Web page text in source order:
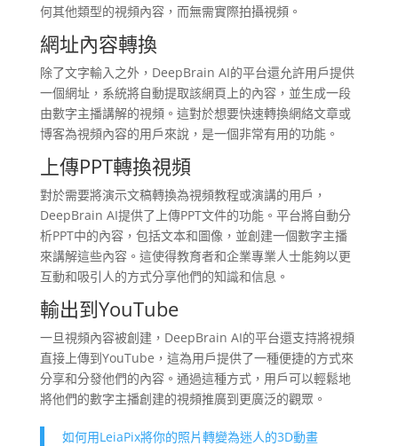
何其他類型的視頻內容，而無需實際拍攝視頻。
網址內容轉換
除了文字輸入之外，DeepBrain AI的平台還允許用戶提供
一個網址，系統將自動提取該網頁上的內容，並生成一段
由數字主播講解的視頻。這對於想要快速轉換網絡文章或
博客為視頻內容的用戶來說，是一個非常有用的功能。
上傳PPT轉換視頻
對於需要將演示文稿轉換為視頻教程或演講的用戶，
DeepBrain AI提供了上傳PPT文件的功能。平台將自動分
析PPT中的內容，包括文本和圖像，並創建一個數字主播
來講解這些內容。這使得教育者和企業專業人士能夠以更
互動和吸引人的方式分享他們的知識和信息。
輸出到YouTube
一旦視頻內容被創建，DeepBrain AI的平台還支持將視頻
直接上傳到YouTube，這為用戶提供了一種便捷的方式來
分享和分發他們的內容。通過這種方式，用戶可以輕鬆地
將他們的數字主播創建的視頻推廣到更廣泛的觀眾。
如何用LeiaPix將你的照片轉變為迷人的3D動畫